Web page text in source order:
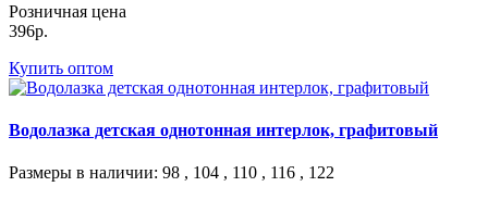
Розничная цена
396р.
Купить оптом
Водолазка детская однотонная интерлок, графитовый
Размеры в наличии: 98 , 104 , 110 , 116 , 122